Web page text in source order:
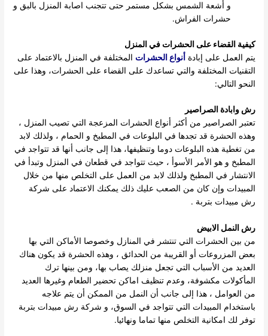
و أشعة الشمس بشكل مستمر حتى تتجنب اصابة المنزل بالبق و
حشرات الفراش.
كيفية القضاء على الحشرات في المنزل
يتم العمل على إبادة أنواع الحشرات المختلفة في المنزل بالاعتماد على
التقنيات المختلفة والتي تساعدك على القضاء على الحشرات، وهذا على
النحو التالي:
رش وابادة الصراصير
تعتبر الصراصير من أكثر أنواع الحشرات المزعجة التي تصيب المنزل ،
وهذه الحشرة قد تجدها في البلوعات في المطبخ و الحمام ، ولذلك لابد
من تغطية هذه البلوعات دوما وتنظيفها، هذا إلى جانب أنها قد تتواجد في
المطبخ و هو الأمر الأسوأ ، حيث تتواجد في قطعان في المنزل وتبدأ في
الانتشار في المطبخ ولذلك لابد من العمل على التخلص منها من خلال
المبيدات وإن كان من الصعب عليك ذلك يمكنك الاعتماد على شركة
رش مبيدات بتربة .
رش النمل الابيض
من بين الحشرات التي تنتشر في المنازل وخصوصا الأماكن التي بها
بعض المزروعات أو القريبة من الحدائق ، وهذه الحشرة قد يكون هناك
العديد من الأسباب التي تجعل منزلك يصاب بها، ومن بينها ترك
المأكولات مكشوفة، وعدم تنظيف اماكن تحضير الطعام وغيرها العديد
من العوامل ، هذا إلى جانب أن النمل من الممكن أن يتم علاجه
باستخدام المبيدات التي تتواجد في السوق، و شركة رش مبيدات بتربة
توفر لك امكانية التخلص منها تماما ونهائيا.